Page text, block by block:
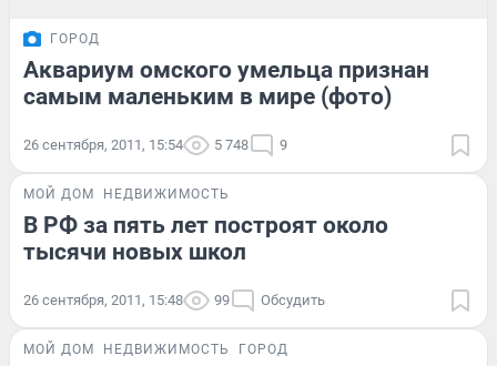
ГОРОД
Аквариум омского умельца признан
самым маленьким в мире (фото)
26 сентября, 2011, 15:54 5 748 9
МОЙ ДОМ НЕДВИЖИМОСТЬ
В РФ за пять лет построят около
тысячи новых школ
26 сентября, 2011, 15:48 99 Обсудить
МОЙ ДОМ НЕДВИЖИМОСТЬ ГОРОД